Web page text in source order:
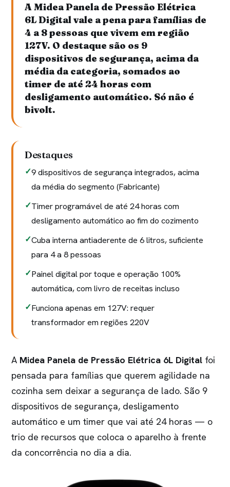
A Midea Panela de Pressão Elétrica
6L Digital vale a pena para famílias de
4 a 8 pessoas que vivem em região
127V. O destaque são os 9
dispositivos de segurança, acima da
média da categoria, somados ao
timer de até 24 horas com
desligamento automático. Só não é
bivolt.
Destaques
9 dispositivos de segurança integrados, acima
da média do segmento (Fabricante)
Timer programável de até 24 horas com
desligamento automático ao fim do cozimento
Cuba interna antiaderente de 6 litros, suficiente
para 4 a 8 pessoas
Painel digital por toque e operação 100%
automática, com livro de receitas incluso
Funciona apenas em 127V: requer
transformador em regiões 220V
A Midea Panela de Pressão Elétrica 6L Digital foi
pensada para famílias que querem agilidade na
cozinha sem deixar a segurança de lado. São 9
dispositivos de segurança, desligamento
automático e um timer que vai até 24 horas — o
trio de recursos que coloca o aparelho à frente
da concorrência no dia a dia.